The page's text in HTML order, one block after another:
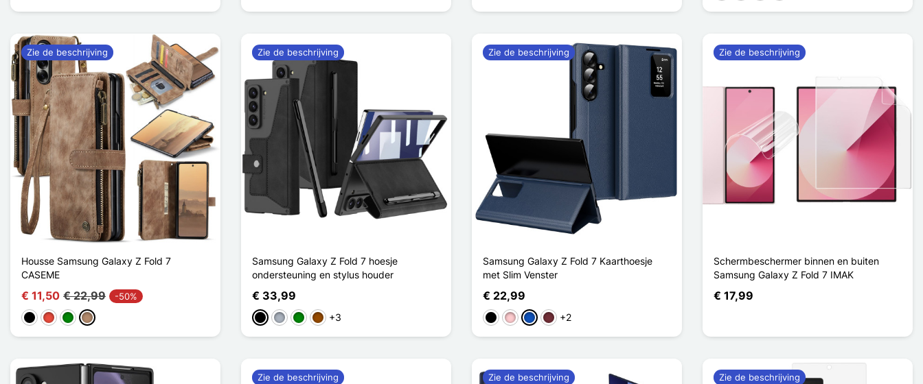
Housse Samsung Galaxy Z Fold 7
CASEME
€ 11,50 € 22,99 -50%
ZwartRoodGroenMol
Zie de beschrijving
Samsung Galaxy Z Fold 7 hoesje
ondersteuning en stylus houder
€ 33,99
ZwartGrijsGroenBruin+3
Zie de beschrijving
Samsung Galaxy Z Fold 7 Kaarthoesje
met Slim Venster
€ 22,99
ZwartRozeSaphirRouge Vin
+2
Zie de beschrijving
Schermbeschermer binnen en buiten
Samsung Galaxy Z Fold 7 IMAK
€ 17,99
Zie de beschrijving
Zie de beschrijving Zie de beschrijving Zie de beschrijving